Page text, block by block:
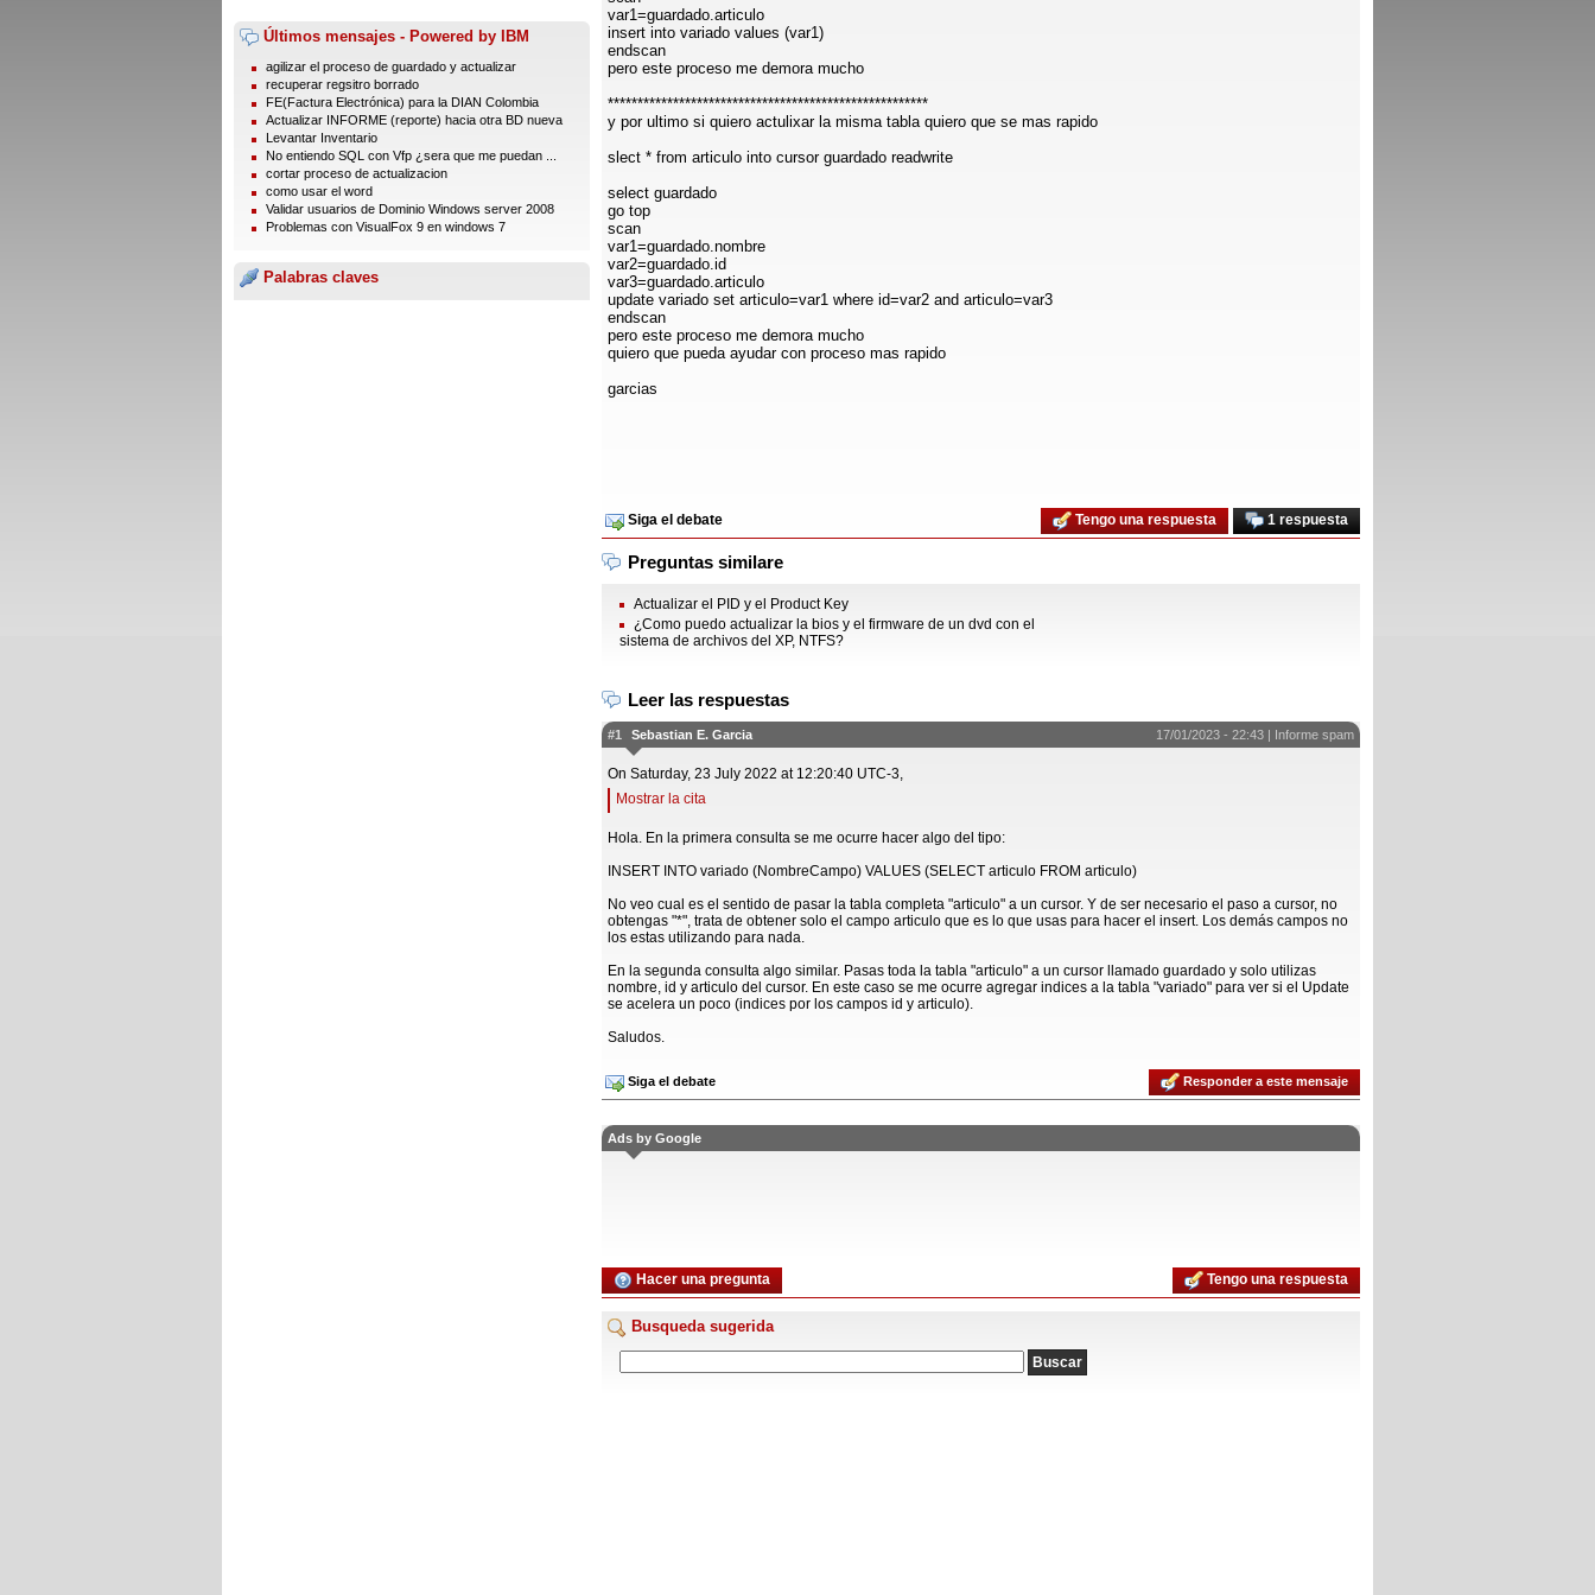
Últimos mensajes - Powered by IBM
agilizar el proceso de guardado y actualizar
recuperar regsitro borrado
FE(Factura Electrónica) para la DIAN Colombia
Actualizar INFORME (reporte) hacia otra BD nueva
Levantar Inventario
No entiendo SQL con Vfp ¿sera que me puedan ...
cortar proceso de actualizacion
como usar el word
Validar usuarios de Dominio Windows server 2008
Problemas con VisualFox 9 en windows 7
Palabras claves
var1=guardado.articulo
insert into variado values (var1)
endscan
pero este proceso me demora mucho
******************************************************
y por ultimo si quiero actulixar la misma tabla quiero que se mas rapido
slect * from articulo into cursor guardado readwrite
select guardado
go top
scan
var1=guardado.nombre
var2=guardado.id
var3=guardado.articulo
update variado set articulo=var1 where id=var2 and articulo=var3
endscan
pero este proceso me demora mucho
quiero que pueda ayudar con proceso mas rapido
garcias
Siga el debate 1 respuesta
Tengo una respuesta
Preguntas similare
Actualizar el PID y el Product Key
¿Como puedo actualizar la bios y el firmware de un dvd con el
sistema de archivos del XP, NTFS?
Leer las respuestas
#1 Sebastian E. Garcia 17/01/2023 - 22:43 | Informe spam
On Saturday, 23 July 2022 at 12:20:40 UTC-3,
Mostrar la cita
Hola. En la primera consulta se me ocurre hacer algo del tipo:
INSERT INTO variado (NombreCampo) VALUES (SELECT articulo FROM articulo)
No veo cual es el sentido de pasar la tabla completa "articulo" a un cursor. Y de ser necesario el paso a cursor, no
obtengas "*", trata de obtener solo el campo articulo que es lo que usas para hacer el insert. Los demás campos no
los estas utilizando para nada.
En la segunda consulta algo similar. Pasas toda la tabla "articulo" a un cursor llamado guardado y solo utilizas
nombre, id y articulo del cursor. En este caso se me ocurre agregar indices a la tabla "variado" para ver si el Update
se acelera un poco (indices por los campos id y articulo).
Saludos.
Siga el debate Responder a este mensaje
Ads by Google
Hacer una pregunta Tengo una respuesta
Busqueda sugerida